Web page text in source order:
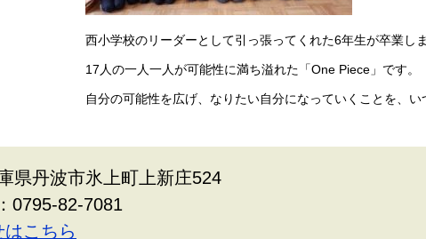
西小学校のリーダーとして引っ張ってくれた6年生が卒業しま
17人の一人一人が可能性に満ち溢れた「One Piece」です。
自分の可能性を広げ、なりたい自分になっていくことを、い
県丹波市氷上町上新庄524
0795-82-7081
こちら